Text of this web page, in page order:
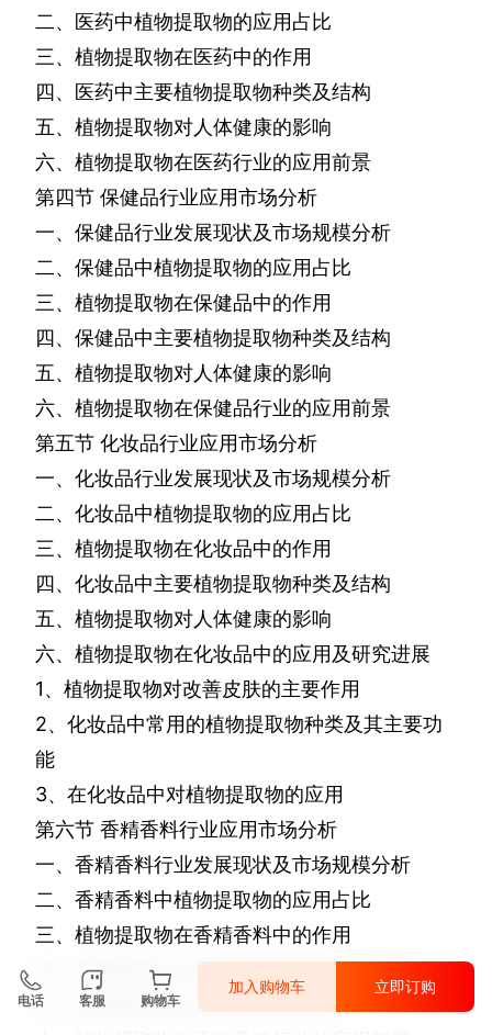
二、医药中植物提取物的应用占比
三、植物提取物在医药中的作用
四、医药中主要植物提取物种类及结构
五、植物提取物对人体健康的影响
六、植物提取物在医药行业的应用前景
第四节 保健品行业应用市场分析
一、保健品行业发展现状及市场规模分析
二、保健品中植物提取物的应用占比
三、植物提取物在保健品中的作用
四、保健品中主要植物提取物种类及结构
五、植物提取物对人体健康的影响
六、植物提取物在保健品行业的应用前景
第五节 化妆品行业应用市场分析
一、化妆品行业发展现状及市场规模分析
二、化妆品中植物提取物的应用占比
三、植物提取物在化妆品中的作用
四、化妆品中主要植物提取物种类及结构
五、植物提取物对人体健康的影响
六、植物提取物在化妆品中的应用及研究进展
1、植物提取物对改善皮肤的主要作用
2、化妆品中常用的植物提取物种类及其主要功
能
3、在化妆品中对植物提取物的应用
第六节 香精香料行业应用市场分析
一、香精香料行业发展现状及市场规模分析
二、香精香料中植物提取物的应用占比
三、植物提取物在香精香料中的作用
四、香精香料中主要植物提取物种类及结构
五、植物提取物对人体健康的影响
电话 客服 购物车
加入购物车 立即订购